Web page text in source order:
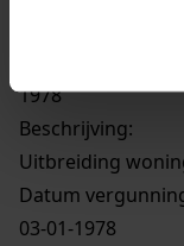
Uitbreiding
1978
Beschrijving:
Uitbreiding
Datum
03-01-1978